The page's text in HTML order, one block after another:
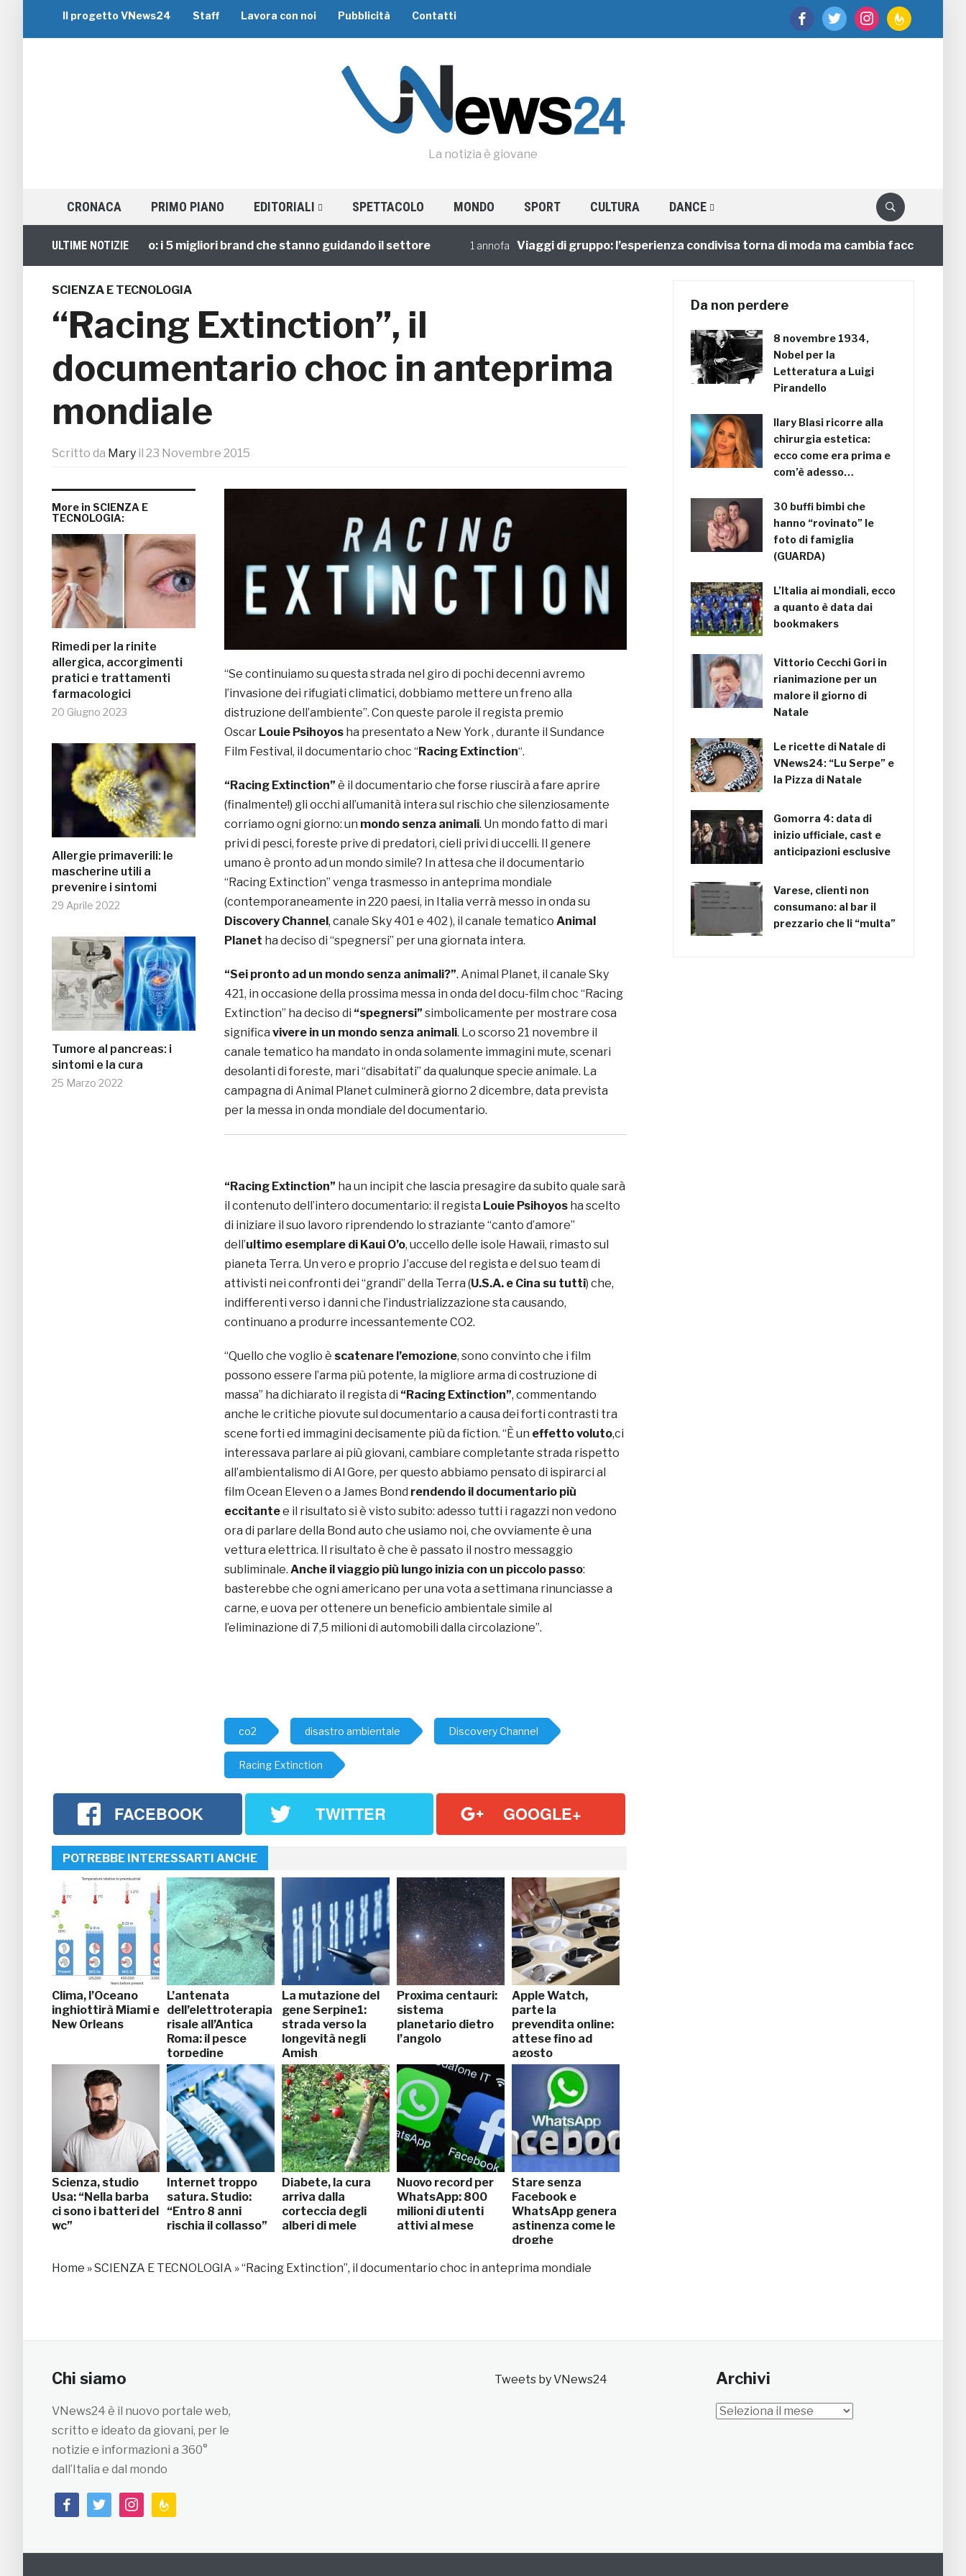
facebooktwitter instagramfeedburner
Il progetto VNews24 Staff Lavora con noi Pubblicità Contatti
La notizia è giovane
CRONACA PRIMO PIANO EDITORIALI SPETTACOLO MONDO SPORT CULTURA DANCE
ULTIME NOTIZIE
Viaggi di Gruppo: i 5 migliori brand che stanno guidando il settore 1 annofa Viaggi di gruppo: l’esperienza condivisa torna di moda ma cambia faccia
SCIENZA E TECNOLOGIA
“Racing Extinction”, il
documentario choc in anteprima
mondiale
Scritto da Mary il 23 Novembre 2015
More in SCIENZA E
TECNOLOGIA:
Rimedi per la rinite
allergica, accorgimenti
pratici e trattamenti
farmacologici
20 Giugno 2023
Allergie primaverili: le
mascherine utili a
prevenire i sintomi
29 Aprile 2022
Tumore al pancreas: i
sintomi e la cura
25 Marzo 2022
“Se continuiamo su questa strada nel giro di pochi decenni avremo
l’invasione dei rifugiati climatici, dobbiamo mettere un freno alla
distruzione dell’ambiente”. Con queste parole il regista premio
Oscar Louie Psihoyos ha presentato a New York , durante il Sundance
Film Festival, il documentario choc “Racing Extinction“.
“Racing Extinction” è il documentario che forse riuscirà a fare aprire
(finalmente!) gli occhi all’umanità intera sul rischio che silenziosamente
corriamo ogni giorno: un mondo senza animali. Un mondo fatto di mari
privi di pesci, foreste prive di predatori, cieli privi di uccelli. Il genere
umano è pronto ad un mondo simile? In attesa che il documentario
“Racing Extinction” venga trasmesso in anteprima mondiale
(contemporaneamente in 220 paesi, in Italia verrà messo in onda su
Discovery Channel, canale Sky 401 e 402 ), il canale tematico Animal
Planet ha deciso di “spegnersi” per una giornata intera.
“Sei pronto ad un mondo senza animali?”. Animal Planet, il canale Sky
421, in occasione della prossima messa in onda del docu-film choc “Racing
Extinction” ha deciso di “spegnersi” simbolicamente per mostrare cosa
significa vivere in un mondo senza animali. Lo scorso 21 novembre il
canale tematico ha mandato in onda solamente immagini mute, scenari
desolanti di foreste, mari “disabitati” da qualunque specie animale. La
campagna di Animal Planet culminerà giorno 2 dicembre, data prevista
per la messa in onda mondiale del documentario.
“Racing Extinction” ha un incipit che lascia presagire da subito quale sarà
il contenuto dell’intero documentario: il regista Louie Psihoyos ha scelto
di iniziare il suo lavoro riprendendo lo straziante “canto d’amore”
dell’ultimo esemplare di Kaui O’o, uccello delle isole Hawaii, rimasto sul
pianeta Terra. Un vero e proprio J’accuse del regista e del suo team di
attivisti nei confronti dei “grandi” della Terra (U.S.A. e Cina su tutti) che,
indifferenti verso i danni che l’industrializzazione sta causando,
continuano a produrre incessantemente CO2.
“Quello che voglio è scatenare l’emozione, sono convinto che i film
possono essere l’arma più potente, la migliore arma di costruzione di
massa” ha dichiarato il regista di “Racing Extinction”, commentando
anche le critiche piovute sul documentario a causa dei forti contrasti tra
scene forti ed immagini decisamente più da fiction. “È un effetto voluto,ci
interessava parlare ai più giovani, cambiare completante strada rispetto
all’ambientalismo di Al Gore, per questo abbiamo pensato di ispirarci al
film Ocean Eleven o a James Bond rendendo il documentario più
eccitantee il risultato si è visto subito: adesso tutti i ragazzi non vedono
ora di parlare della Bond auto che usiamo noi, che ovviamente è una
vettura elettrica. Il risultato è che è passato il nostro messaggio
subliminale. Anche il viaggio più lungo inizia con un piccolo passo:
basterebbe che ogni americano per una vota a settimana rinunciasse a
carne, e uova per ottenere un beneficio ambientale simile al
l’eliminazione di 7,5 milioni di automobili dalla circolazione”.
co2 disastro ambientale Discovery Channel
Racing Extinction
FACEBOOK TWITTER GOOGLE+
POTREBBE INTERESSARTI ANCHE
Clima, l’Oceano
inghiottirà Miami e
New Orleans
L’antenata
dell’elettroterapia
risale all’Antica
Roma: il pesce
torpedine
La mutazione del
gene Serpine1:
strada verso la
longevità negli
Amish
Proxima centauri:
sistema
planetario dietro
l’angolo
Apple Watch,
parte la
prevendita online:
attese fino ad
agosto
Scienza, studio
Usa: “Nella barba
ci sono i batteri del
wc”
Internet troppo
satura. Studio:
“Entro 8 anni
rischia il collasso”
Diabete, la cura
arriva dalla
corteccia degli
alberi di mele
Nuovo record per
WhatsApp: 800
milioni di utenti
attivi al mese
Stare senza
Facebook e
WhatsApp genera
astinenza come le
droghe
Home »SCIENZA E TECNOLOGIA »“Racing Extinction”, il documentario choc in anteprima mondiale
Da non perdere
8 novembre 1934,
Nobel per la
Letteratura a Luigi
Pirandello
Ilary Blasi ricorre alla
chirurgia estetica:
ecco come era prima e
com’è adesso…
30 buffi bimbi che
hanno “rovinato” le
foto di famiglia
(GUARDA)
L’Italia ai mondiali, ecco
a quanto è data dai
bookmakers
Vittorio Cecchi Gori in
rianimazione per un
malore il giorno di
Natale
Le ricette di Natale di
VNews24: “Lu Serpe” e
la Pizza di Natale
Gomorra 4: data di
inizio ufficiale, cast e
anticipazioni esclusive
Varese, clienti non
consumano: al bar il
prezzario che li “multa”
Chi siamo
VNews24 è il nuovo portale web,
scritto e ideato da giovani, per le
notizie e informazioni a 360°
dall’Italia e dal mondo
facebooktwitterinstagramfeedburner
Tweets by VNews24 Archivi
Archivi